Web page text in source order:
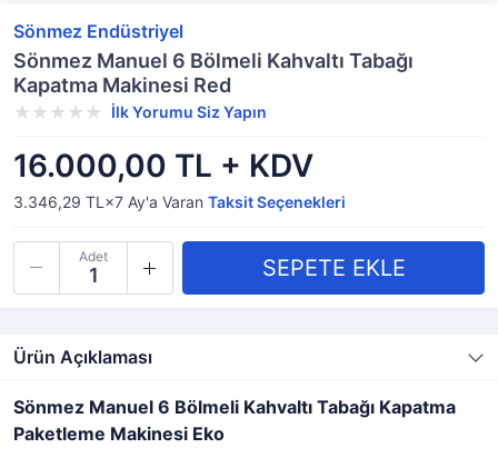
Sönmez Endüstriyel
Sönmez Manuel 6 Bölmeli Kahvaltı Tabağı
Kapatma Makinesi Red
İlk Yorumu Siz Yapın
16.000,00 TL + KDV
3.346,29 TL×7 Ay'a Varan Taksit Seçenekleri
Adet
Ürün Açıklaması
Sönmez Manuel 6 Bölmeli Kahvaltı Tabağı Kapatma
Paketleme Makinesi Eko